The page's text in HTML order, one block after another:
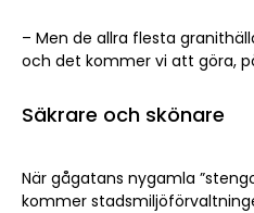
– Men de allra flesta
och det kommer vi att göra,
Säkrare och skönare
När gågatans nygamla
kommer